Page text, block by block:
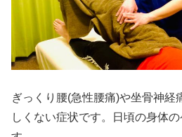
ぎっくり腰(急性腰痛)や坐骨神経
しくない症状です。日頃の身体